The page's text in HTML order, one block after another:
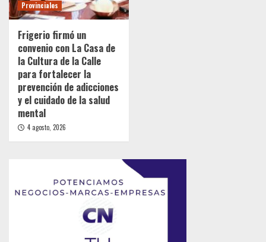
Provinciales
Frigerio firmó un
convenio con La Casa de
la Cultura de la Calle
para fortalecer la
prevención de adicciones
y el cuidado de la salud
mental
4 agosto, 2026